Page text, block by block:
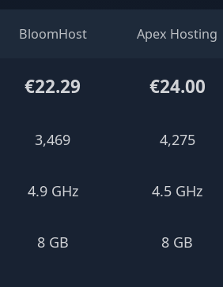
BloomHost Apex Hosting
€22.29 €24.00
3,469 4,275
4.9 GHz 4.5 GHz
8 GB 8 GB